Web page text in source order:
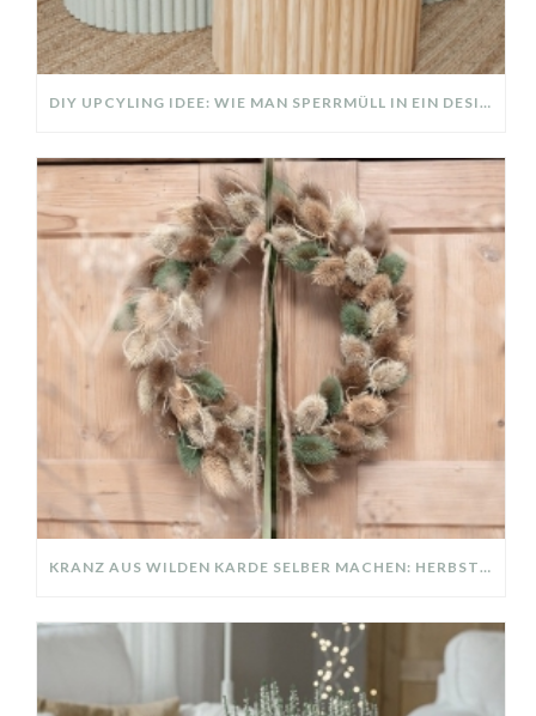
DIY UPCYLING IDEE: WIE MAN SPERRMÜLL IN EIN DESIGNER TEIL VERWANDELT
KRANZ AUS WILDEN KARDE SELBER MACHEN: HERBSTDEKO GANZ EINFACH